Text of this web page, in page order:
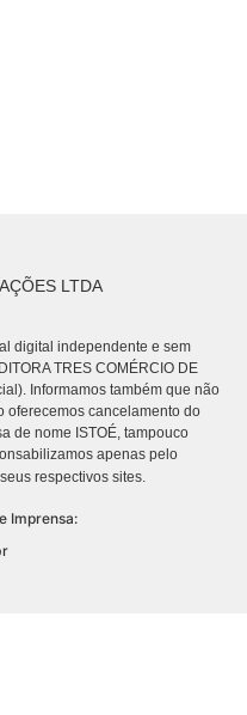
LTDA
digital independente e sem
TRES COMÉRCIO DE
Informamos também que não
oferecemos cancelamento do
de nome ISTOÉ, tampouco
apenas pelo
seus respectivos sites.
Imprensa: